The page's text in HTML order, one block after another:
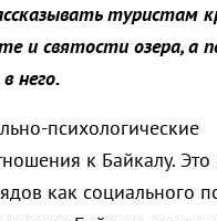
туристам
и святости озера, а
него.
психологические
к Байкалу. Это
как социального